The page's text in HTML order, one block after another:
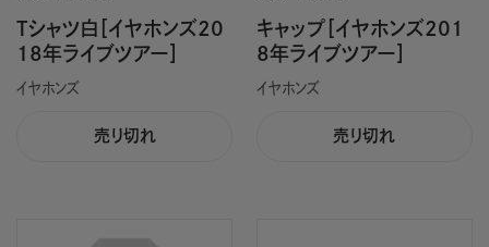
Tシャツ白［イヤホンズ20
18年ライブツアー］
イヤホンズ
売り切れ
キャップ［イヤホンズ201
8年ライブツアー］
イヤホンズ
売り切れ